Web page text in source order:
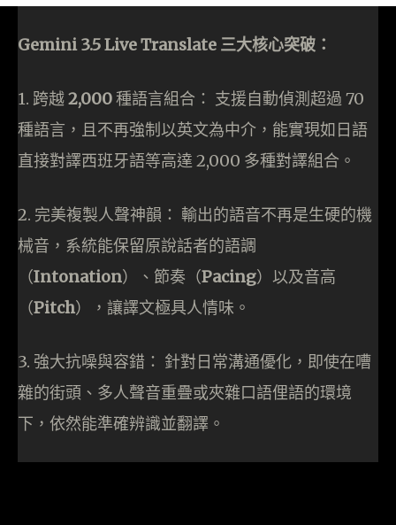
Gemini 3.5 Live Translate 三大核心突破：
1. 跨越2,000種語言組合： 支援自動偵測超過 70
種語言，且不再強制以英文為中介，能實現如日語
直接對譯西班牙語等高達 2,000 多種對譯組合。
2. 完美複製人聲神韻： 輸出的語音不再是生硬的機
械音，系統能保留原說話者的語調
（Intonation）、節奏（Pacing）以及音高
（Pitch），讓譯文極具人情味。
3. 強大抗噪與容錯： 針對日常溝通優化，即使在嘈
雜的街頭、多人聲音重疊或夾雜口語俚語的環境
下，依然能準確辨識並翻譯。